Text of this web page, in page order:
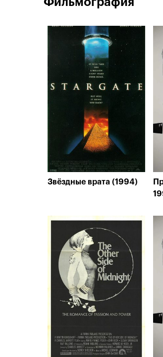
Звёздные врата (1994)